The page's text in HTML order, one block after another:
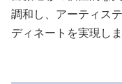
調和し、アーティス
ディネートを実現しま